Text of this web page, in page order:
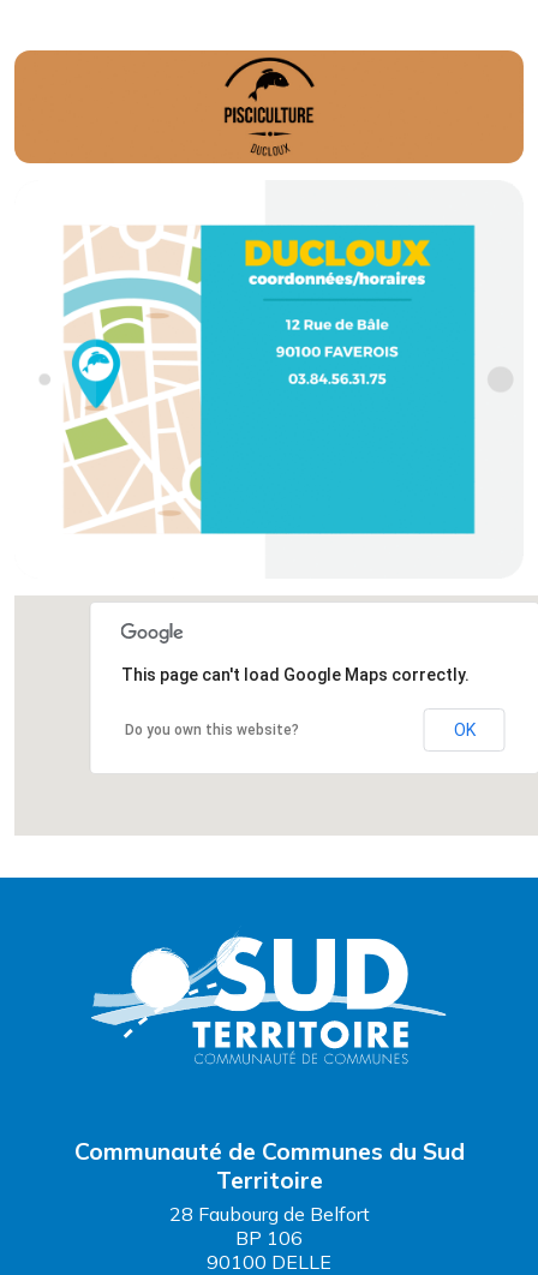
This page can't load Google Maps correctly.
Do you own this website? OK
Communauté de Communes du Sud
Territoire
28 Faubourg de Belfort
BP 106
90100 DELLE